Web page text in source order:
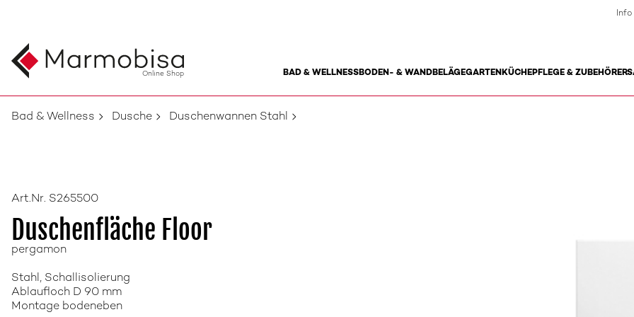
Online Shop BAD & WELLNESSBODEN- & WANDBELÄGEGARTENKÜCHEPFLEGE & ZUBEHÖR
Info
Bad & Wellness Dusche Duschenwannen Stahl
Art.Nr. S265500
Duschenfläche Floor
pergamon
Stahl, Schallisolierung
Ablaufloch D 90 mm
Montage bodeneben